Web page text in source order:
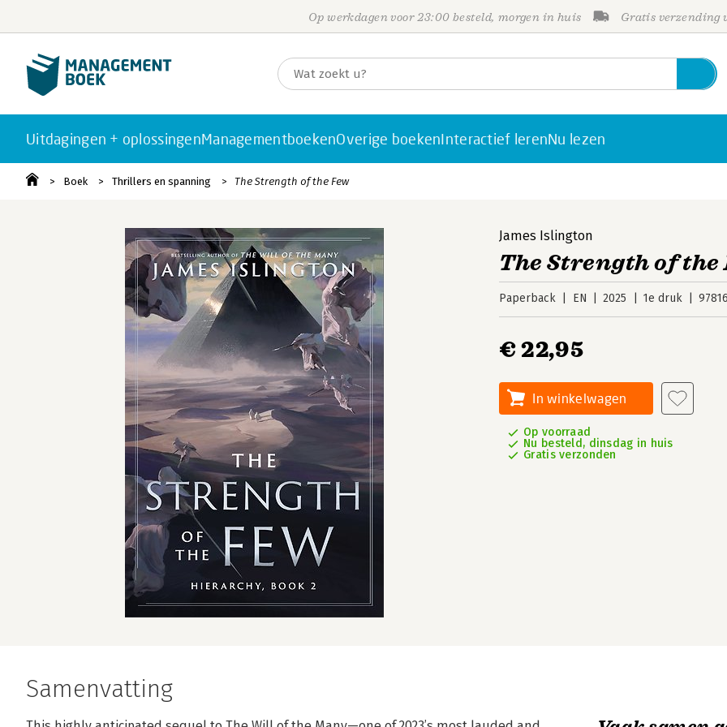
Op werkdagen voor 23:00 besteld, morgen in huis Gratis verzending
Uitdagingen + oplossingenManagementboekenOverige boekenInteractief lerenNu lezen
Boek Thrillers en spanning The Strength of the Few
James Islington
The Strength of the
Paperback EN 2025 1e druk
€ 22,95
In winkelwagen
Op voorraad
Nu besteld, dinsdag in huis
Gratis verzonden
Samenvatting